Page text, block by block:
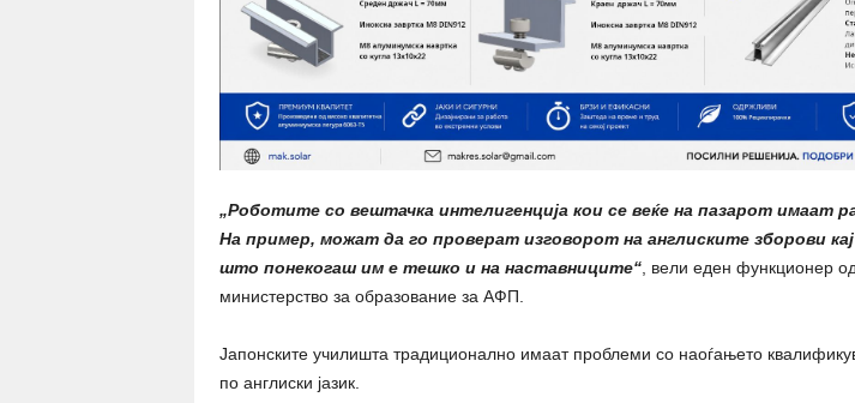
„Роботите со вештачка интелигенција кои се веќе на пазарот имаат
На пример, можат да го проверат изговорот на англиските зборови
што понекогаш им е тешко и на наставниците“, вели еден функционер од
министерство за образование за АФП.
Јапонските училишта традиционално имаат проблеми со наоѓањето
по англиски јазик.